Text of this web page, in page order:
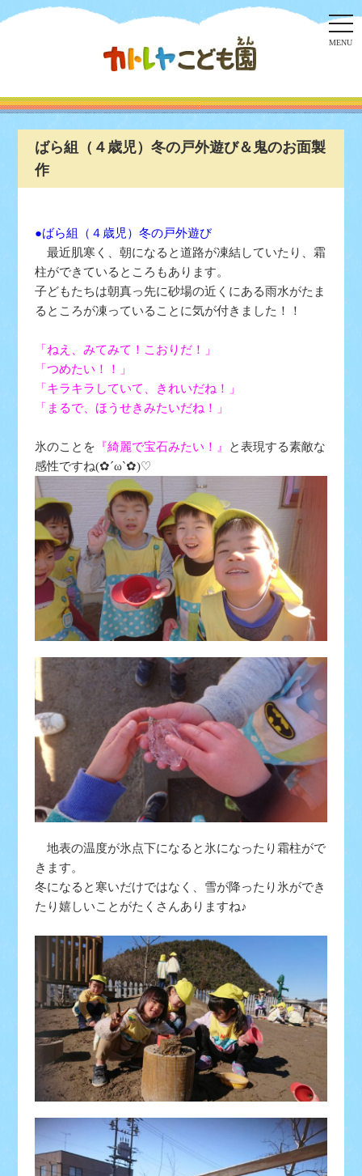
MENU
ばら組（４歳児）冬の戸外遊び＆鬼のお面製
作
●ばら組（４歳児）冬の戸外遊び
最近肌寒く、朝になると道路が凍結していたり、霜
柱ができているところもあります。
子どもたちは朝真っ先に砂場の近くにある雨水がたま
るところが凍っていることに気が付きました！！
「ねえ、みてみて！こおりだ！」
「つめたい！！」
「キラキラしていて、きれいだね！」
「まるで、ほうせきみたいだね！」
氷のことを 『綺麗で宝石みたい！』
と表現する素敵な
感性ですね(✿´ω`✿)♡
地表の温度が氷点下になると氷になったり霜柱がで
きます。
冬になると寒いだけではなく、雪が降ったり氷ができ
たり嬉しいことがたくさんありますね♪